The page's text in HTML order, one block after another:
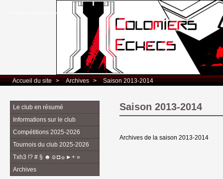
Club d’Echecs Léo Lagrange de Colomiers
Accueil du site > Archives > Saison 2013-2014
Saison 2013-2014
Archives de la saison 2013-2014
Le club en résumé
Informations sur le club
Compétitions 2025-2026
Tournois du club 2025-2026
Txh3 !? # § ☻☺◘☼►+ »
Archives